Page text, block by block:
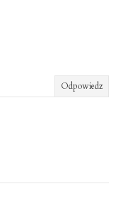
Odpowiedz